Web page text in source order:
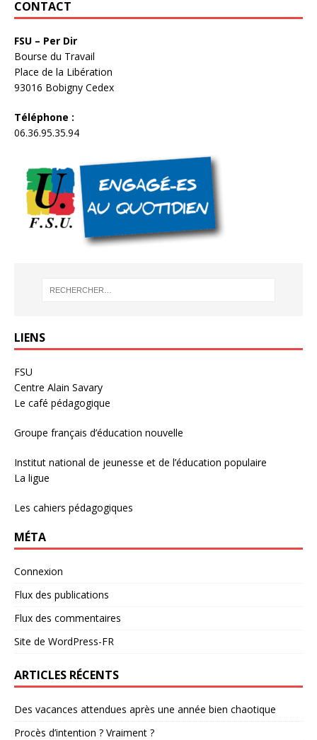
CONTACT
FSU – Per Dir
Bourse du Travail
Place de la Libération
93016 Bobigny Cedex
Téléphone :
06.36.95.35.94
LIENS
FSU
Centre Alain Savary
Le café pédagogique
Groupe français d’éducation nouvelle
Institut national de jeunesse et de l’éducation populaire
La ligue
Les cahiers pédagogiques
MÉTA
Connexion
Flux des publications
Flux des commentaires
Site de WordPress-FR
ARTICLES RÉCENTS
Des vacances attendues après une année bien chaotique
Procès d’intention ? Vraiment ?